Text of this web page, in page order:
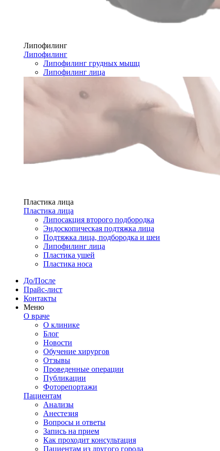
Липофилинг
Липофилинг
Липофилинг грудных мышц
Липофилинг лица
Пластика лица
Пластика лица
Липосакция второго подбородка
Эндоскопическая подтяжка лица
Подтяжка лица, подбородка и шеи
Липофилинг лица
Пластика ушей
Пластика носа
До/После
Прайс-лист
Контакты
Меню
О враче
О клинике
Блог
Новости
Обучение хирургов
Отзывы
Проведенные операции
Публикации
Фоторепортажи
Пациентам
Анализы
Анестезия
Вопросы и ответы
Запись на прием
Как проходит консультация
Пациентам из другого города